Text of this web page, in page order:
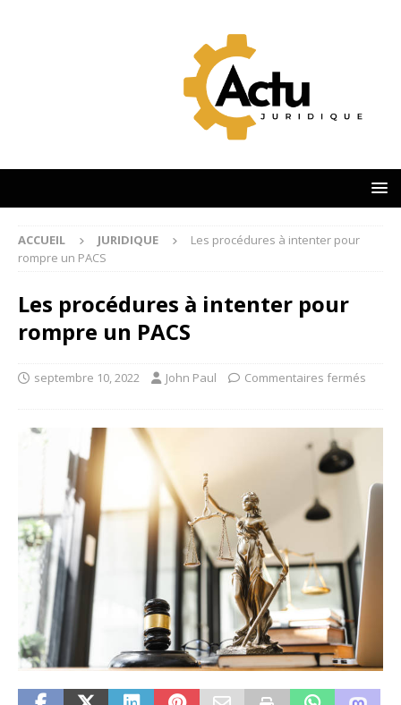
ACCUEIL JURIDIQUE
Les procédures à intenter pour
rompre un PACS
Les procédures à intenter pour
rompre un PACS
septembre 10, 2022 John Paul Commentaires fermés